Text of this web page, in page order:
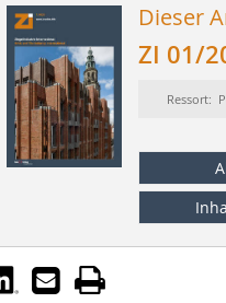
Dieser
ZI 01/
Ressort: